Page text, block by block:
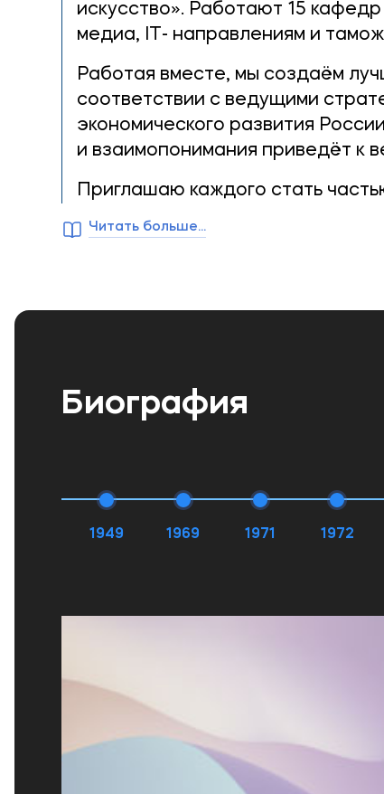
искусство». Работают 15
медиа, IT- направлениям и
Работая вместе, мы создаём
соответствии с ведущими
экономического развития
и взаимопонимания приведёт к
Приглашаю каждого стать
Читать больше...
Биография
1949 1969 1971 1972